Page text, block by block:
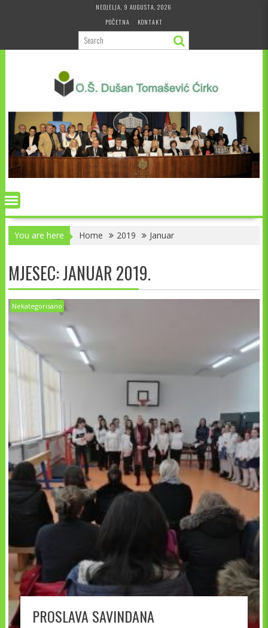
NEDJELJA, 9 AUGUSTA, 2026
POČETNA
KONTAKT
You are here Home 2019 Januar
MJESEC:JANUAR 2019.
Nekategorisano
PROSLAVA SAVINDANA